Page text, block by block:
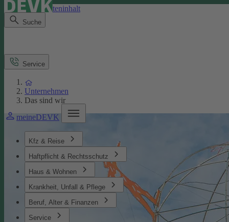
Direkt zum Seiteninhalt
Suche
meineDEVK
Kfz & Reise
Haftpflicht & Rechtsschutz
Haus & Wohnen
Krankheit, Unfall & Pflege
Beruf, Alter & Finanzen
Service
Service
Unternehmen
Das sind wir